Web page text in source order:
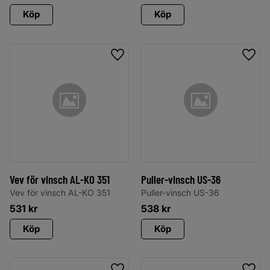
Köp Köp
Vev för vinsch AL-KO 351
Vev för vinsch AL-KO 351
531 kr
Lägg till i favoriter
Köp
Puller-vinsch US-36
Puller-vinsch US-36
538 kr
Köp